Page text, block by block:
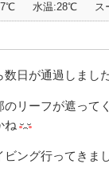
水温:28℃ ス
日が通過しまし
リーフが遮って
ね
ング行ってきま